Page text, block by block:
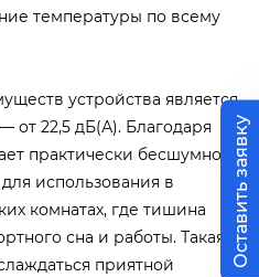
температуры по всему
устройства является
от 22,5 дБ(А). Благодаря
практически бесшумно,
использования в
комнатах, где тишина
сна и работы. Такая
приятной
Оставить заявку